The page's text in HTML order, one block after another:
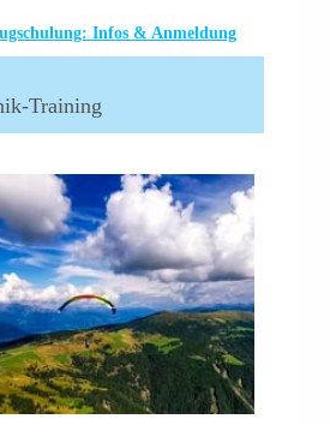
Infos & Anmeldung
Training